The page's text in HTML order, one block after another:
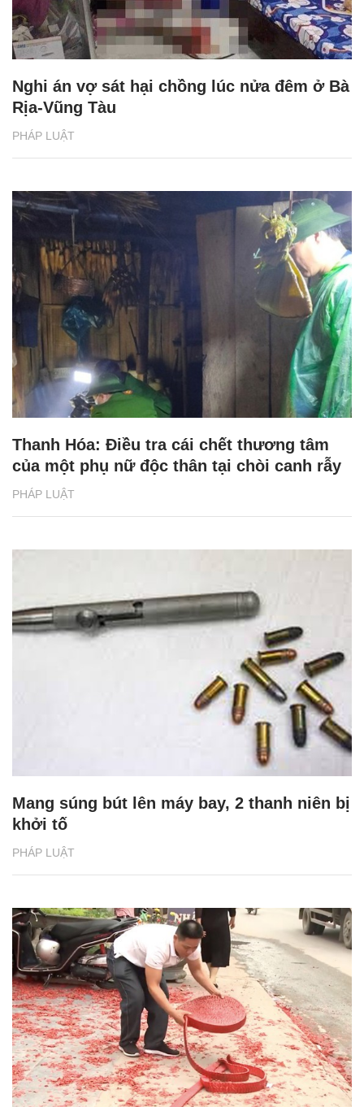
PHÁP LUẬT
Nghi án vợ sát hại chồng lúc nửa đêm ở Bà
Rịa-Vũng Tàu
PHÁP LUẬT
Thanh Hóa: Điều tra cái chết thương tâm
của một phụ nữ độc thân tại chòi canh rẫy
PHÁP LUẬT
Mang súng bút lên máy bay, 2 thanh niên bị
khởi tố